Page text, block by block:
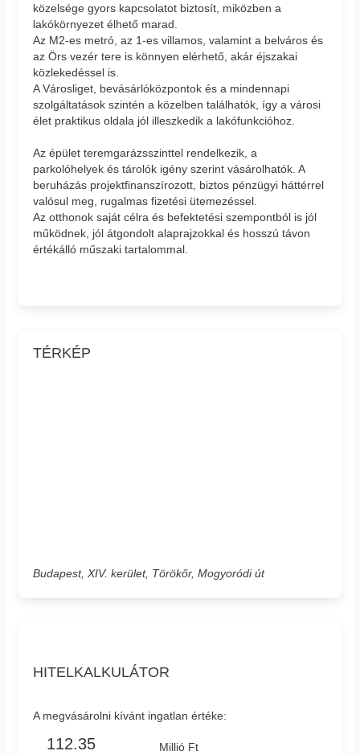
közelsége gyors kapcsolatot biztosít, miközben a
lakókörnyezet élhető marad.
Az M2-es metró, az 1-es villamos, valamint a belváros és
az Örs vezér tere is könnyen elérhető, akár éjszakai
közlekedéssel is.
A Városliget, bevásárlóközpontok és a mindennapi
szolgáltatások szintén a közelben találhatók, így a városi
élet praktikus oldala jól illeszkedik a lakófunkcióhoz.
Az épület teremgarázsszinttel rendelkezik, a
parkolóhelyek és tárolók igény szerint vásárolhatók. A
beruházás projektfinanszírozott, biztos pénzügyi háttérrel
valósul meg, rugalmas fizetési ütemezéssel.
Az otthonok saját célra és befektetési szempontból is jól
működnek, jól átgondolt alaprajzokkal és hosszú távon
értékálló műszaki tartalommal.
TÉRKÉP
Budapest, XIV. kerület, Törökőr, Mogyoródi út
HITELKALKULÁTOR
A megvásárolni kívánt ingatlan értéke:
Millió Ft